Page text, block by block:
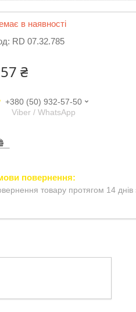
в наявності
RD 07.32.785
₴
+380 (50) 932-57-50
Viber / WhatsApp
товару протягом 14 днів